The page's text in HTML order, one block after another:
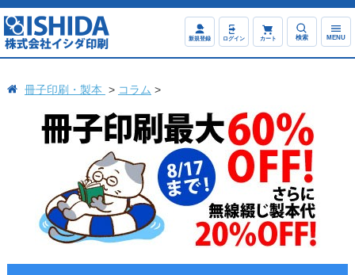
新規登録 ログイン カート 検索 MENU
冊子印刷・製本 コラム